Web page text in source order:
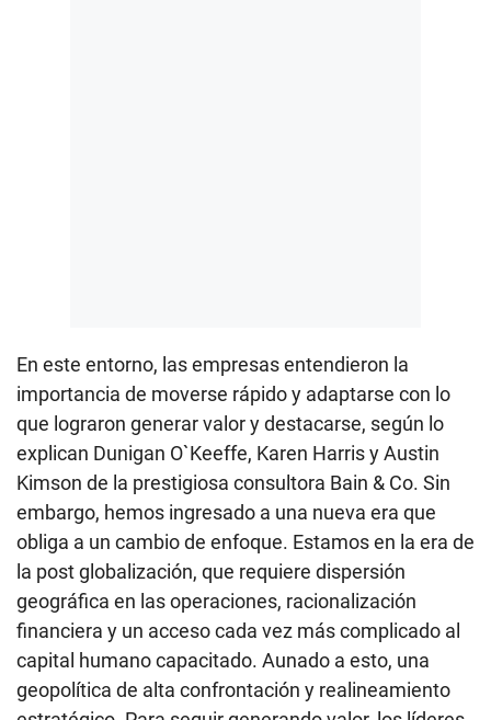
En este entorno, las empresas entendieron la
importancia de moverse rápido y adaptarse con lo
que lograron generar valor y destacarse, según lo
explican Dunigan O`Keeffe, Karen Harris y Austin
Kimson de la prestigiosa consultora Bain & Co. Sin
embargo, hemos ingresado a una nueva era que
obliga a un cambio de enfoque. Estamos en la era de
la post globalización, que requiere dispersión
geográfica en las operaciones, racionalización
financiera y un acceso cada vez más complicado al
capital humano capacitado. Aunado a esto, una
geopolítica de alta confrontación y realineamiento